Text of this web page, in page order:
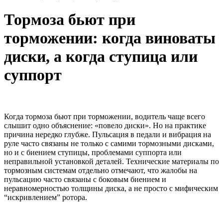
Тормоза бьют при
торможении: когда виноваты
диски, а когда ступица или
суппорт
Когда тормоза бьют при торможении, водитель чаще всего
слышит одно объяснение: «повело диски». Но на практике
причина нередко глубже. Пульсация в педали и вибрация на
руле часто связаны не только с самими тормозными дисками,
но и с биением ступицы, проблемами суппорта или
неправильной установкой деталей. Технические материалы по
тормозным системам отдельно отмечают, что жалобы на
пульсацию часто связаны с боковым биением и
неравномерностью толщины диска, а не просто с мифическим
“искривлением” ротора.